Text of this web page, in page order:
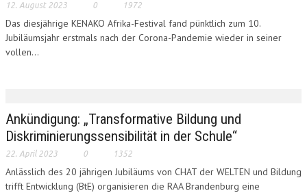
12. August 2023 0 1972
Das diesjährige KENAKO Afrika-Festival fand pünktlich zum 10.
Jubiläumsjahr erstmals nach der Corona-Pandemie wieder in seiner
vollen...
Ankündigung: „Transformative Bildung und
Diskriminierungssensibilität in der Schule“
22. April 2023 0 1352
Anlässlich des 20 jährigen Jubiläums von CHAT der WELTEN und Bildung
trifft Entwicklung (BtE) organisieren die RAA Brandenburg eine